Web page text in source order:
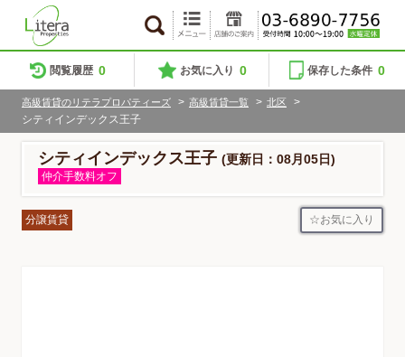
閲覧履歴 0 お気に入り 0 保存した条件 0
高級賃貸のリテラプロパティーズ > 高級賃貸一覧 > 北区
>
シティインデックス王子
シティインデックス王子 (更新日：08月05日)
仲介手数料オフ
分譲賃貸 お気に入り